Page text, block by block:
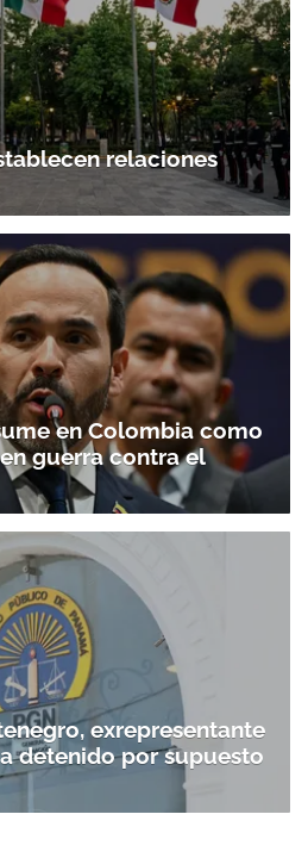
relaciones
en Colombia como
guerra contra el
exrepresentante
detenido por supuesto